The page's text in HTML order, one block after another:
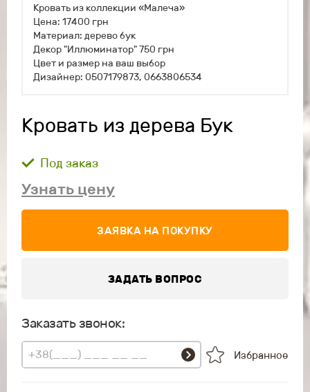
Кровать из коллекции «Малеча»
Цена: 17400 грн
Материал: дерево бук
Декор "Иллюминатор" 750 грн
Цвет и размер на ваш выбор
Дизайнер: 0507179873, 0663806534
Кровать из дерева Бук
Под заказ
Узнать цену
ЗАЯВКА НА ПОКУПКУ
ЗАДАТЬ ВОПРОС
Заказать звонок:
Избранное